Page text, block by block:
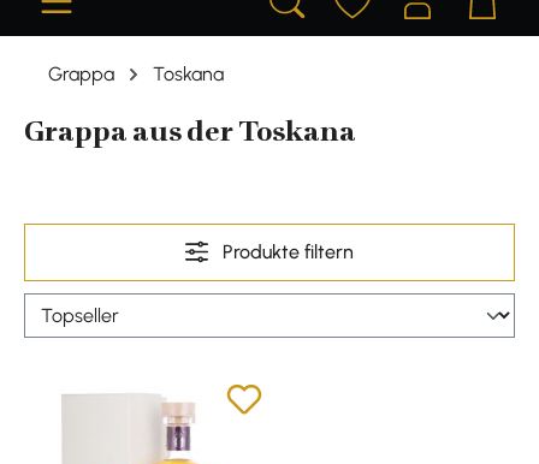
Grappa Toskana
Grappa aus der Toskana
Produkte filtern